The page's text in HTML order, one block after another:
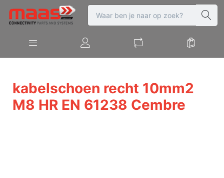
kabelschoen recht 10mm2
M8 HR EN 61238 Cembre